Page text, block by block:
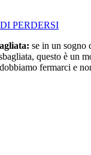
PERDERSI
se in un sogno
questo è un
fermarci e